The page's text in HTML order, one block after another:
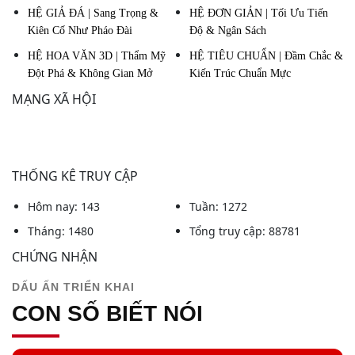
HỆ GIẢ ĐÁ | Sang Trọng &
Kiên Cố Như Pháo Đài
HỆ ĐƠN GIẢN | Tối Ưu Tiến
Độ & Ngân Sách
HỆ HOA VĂN 3D | Thẩm Mỹ
Đột Phá & Không Gian Mở
HỆ TIÊU CHUẨN | Đầm Chắc &
Kiến Trúc Chuẩn Mực
MẠNG XÃ HỘI
THỐNG KÊ TRUY CẬP
Hôm nay: 143
Tuần: 1272
Tháng: 1480
Tổng truy cập: 88781
CHỨNG NHẬN
DẤU ẤN TRIỂN KHAI
CON SỐ BIẾT NÓI